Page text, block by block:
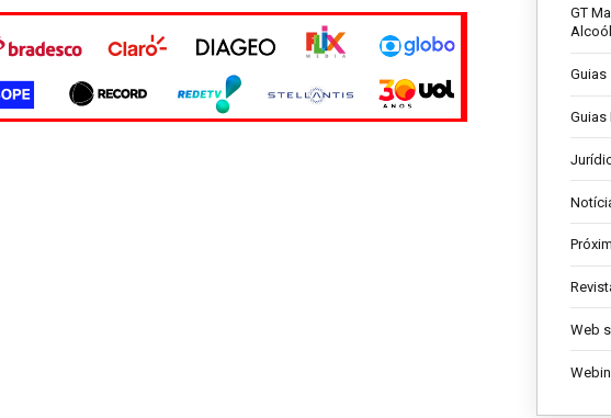
GT
Guias
Guias
Web